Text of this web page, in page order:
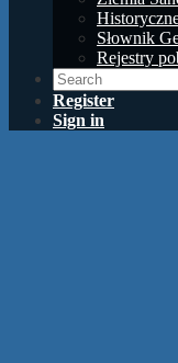
Słownik
Rejestry
Register
Sign in